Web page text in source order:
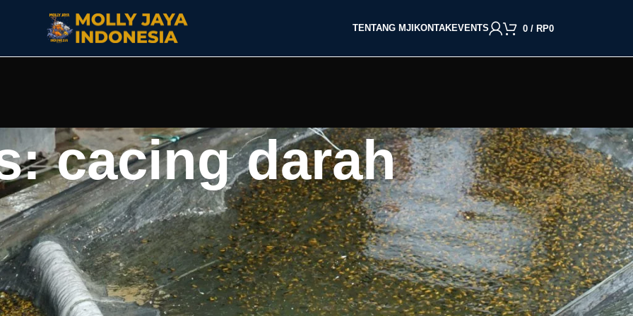
TENTANG MJI KONTAKEVENTS 0 / RP0
cacing darah
yang membantu pertumbuhan ikan manfish. Pakan ini
daya tahan tubuh, dan mendukung pembentukan tubuh
BACA BERDASARKAN JENIS IKAN